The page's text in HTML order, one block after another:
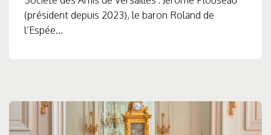
(président depuis 2023), le baron Roland de
l’Espée...